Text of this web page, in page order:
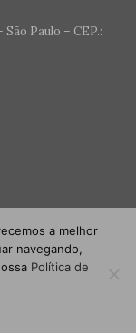
Paulo – CEP.:
reservados.
a melhor
navegando,
Política de